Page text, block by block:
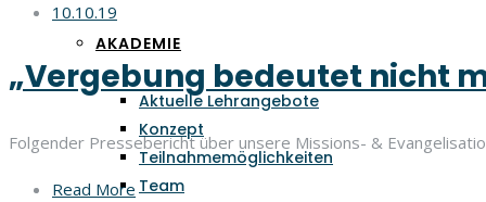
AKADEMIE
Aktuelle Lehrangebote
Konzept
Teilnahmemöglichkeiten
Team
10.10.19
„Vergebung bedeutet nicht
Folgender Pressebericht über unsere Missions- &
Read More